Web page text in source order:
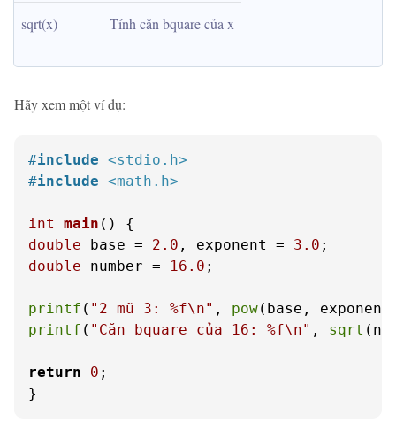
sqrt(x) Tính căn bquare của x
Hãy xem một ví dụ:
#include <stdio.h>
#include <math.h>
int main ()
double base = 2.0 , exponent = 3.0
double number = 16.0 ;
printf ( "2 mũ 3: %f\n" , pow
printf ( "Căn bquare của 16: %f\n" , sqrt
return 0 ;
}